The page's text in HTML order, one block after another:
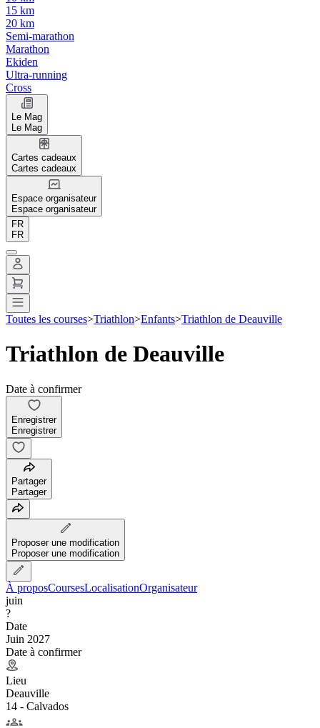
15 km
20 km
Semi-marathon
Marathon
Ekiden
Ultra-running
Cross
Le Mag
Le Mag
Cartes cadeaux
Cartes cadeaux
Espace organisateur
Espace organisateur
FR
FR
Toutes les courses>Triathlon>Enfants>Triathlon de Deauville
Triathlon de Deauville
Date à confirmer
Enregistrer
Enregistrer
Partager
Partager
Proposer une modification
Proposer une modification
À proposCoursesLocalisationOrganisateur
juin
?
Date
Juin 2027
Date à confirmer
Lieu
Deauville
14 - Calvados